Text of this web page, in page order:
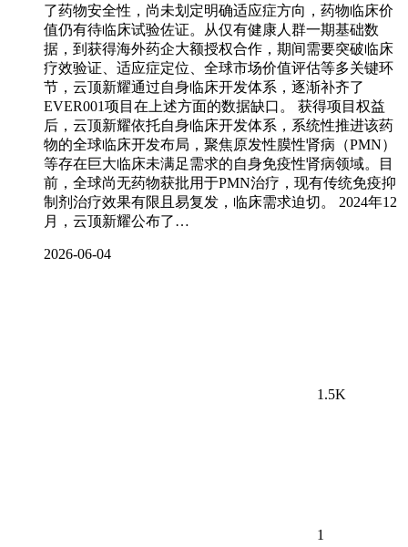
了药物安全性，尚未划定明确适应症方向，药物临床价
值仍有待临床试验佐证。从仅有健康人群一期基础数
据，到获得海外药企大额授权合作，期间需要突破临床
疗效验证、适应症定位、全球市场价值评估等多关键环
节，云顶新耀通过自身临床开发体系，逐渐补齐了
EVER001项目在上述方面的数据缺口。 获得项目权益
后，云顶新耀依托自身临床开发体系，系统性推进该药
物的全球临床开发布局，聚焦原发性膜性肾病（PMN）
等存在巨大临床未满足需求的自身免疫性肾病领域。目
前，全球尚无药物获批用于PMN治疗，现有传统免疫抑
制剂治疗效果有限且易复发，临床需求迫切。 2024年12
月，云顶新耀公布了…
2026-06-04
1.5K
1